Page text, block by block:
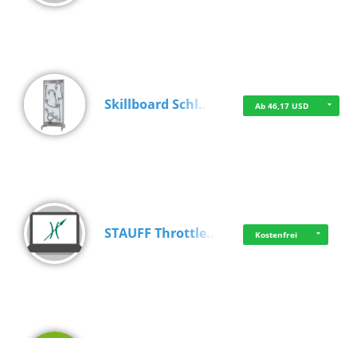
Skillboard Schl… Ab 46,17 USD
STAUFF Throttle… Kostenfrei